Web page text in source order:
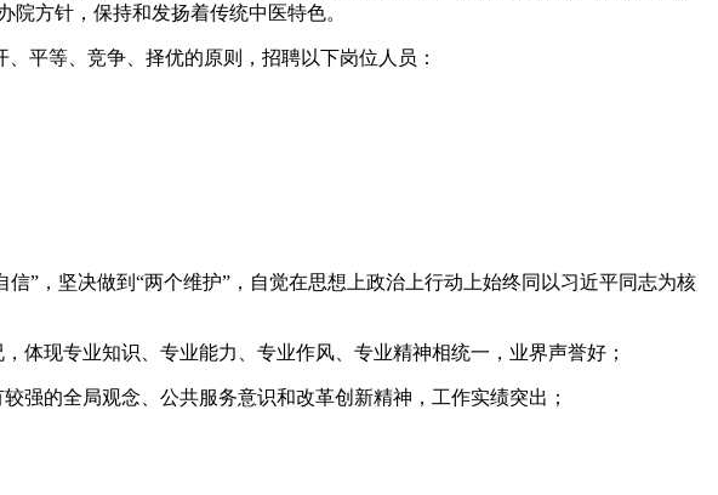
方针，保持和发扬着传统中医特色。
平等、竞争、择优的原则，招聘以下岗位人员：
，坚决做到“两个维护”，自觉在思想上政治上行动上始终同以习近平同志为核
现专业知识、专业能力、专业作风、专业精神相统一，业界声誉好；
的全局观念、公共服务意识和改革创新精神，工作实绩突出；